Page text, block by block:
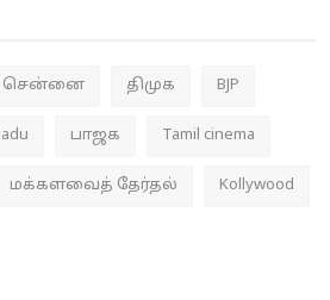
சென்னை திமுக BJP
பாஜக Tamil cinema
மக்களவைத் தேர்தல் Kollywood